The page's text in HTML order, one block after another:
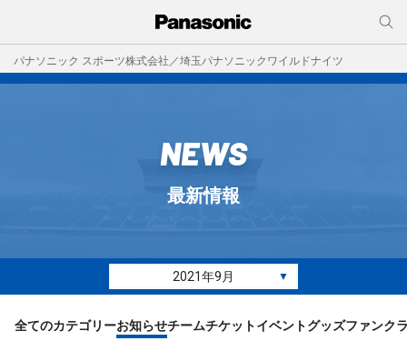
パナソニック スポーツ株式会社／埼玉パナソニックワイルドナイツ
NEWS
最新情報
2021年9月 ▼
全てのカテゴリーお知らせチームチケットイベントグッズファンク